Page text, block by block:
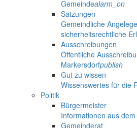
Gemeindealarm_on
Satzungen
Gemeindliche
sicherheitsrechtliche
Ausschreibungen
Öffentliche
Markersdorfpublish
Gut zu wissen
Wissenswertes für die
Politik
Bürgermeister
Informationen aus
Gemeinderat